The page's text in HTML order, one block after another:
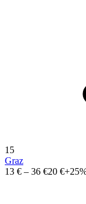
15
Graz
13 € – 36 €20 €